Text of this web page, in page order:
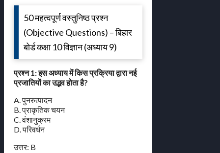
50 महत्वपूर्ण वस्तुनिष्ठ प्रश्न
(Objective Questions) – बिहार
बोर्ड कक्षा 10 विज्ञान (अध्याय 9)
प्रश्न 1: इस अध्याय में किस प्रक्रिया द्वारा नई
प्रजातियों का उद्भव होता है?
A. पुनरुत्पादन
B. प्राकृतिक चयन
C. वंशानुक्रम
D. परिवर्धन
उत्तर: B